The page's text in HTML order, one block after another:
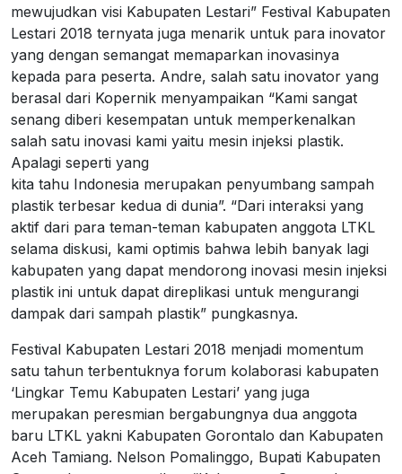
mewujudkan visi Kabupaten Lestari” Festival Kabupaten
Lestari 2018 ternyata juga menarik untuk para inovator
yang dengan semangat memaparkan inovasinya
kepada para peserta. Andre, salah satu inovator yang
berasal dari Kopernik menyampaikan “Kami sangat
senang diberi kesempatan untuk memperkenalkan
salah satu inovasi kami yaitu mesin injeksi plastik.
Apalagi seperti yang
kita tahu Indonesia merupakan penyumbang sampah
plastik terbesar kedua di dunia”. “Dari interaksi yang
aktif dari para teman-teman kabupaten anggota LTKL
selama diskusi, kami optimis bahwa lebih banyak lagi
kabupaten yang dapat mendorong inovasi mesin injeksi
plastik ini untuk dapat direplikasi untuk mengurangi
dampak dari sampah plastik” pungkasnya.
Festival Kabupaten Lestari 2018 menjadi momentum
satu tahun terbentuknya forum kolaborasi kabupaten
‘Lingkar Temu Kabupaten Lestari’ yang juga
merupakan peresmian bergabungnya dua anggota
baru LTKL yakni Kabupaten Gorontalo dan Kabupaten
Aceh Tamiang. Nelson Pomalinggo, Bupati Kabupaten